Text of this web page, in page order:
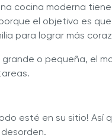
cocina moderna
el objetivo es
para lograr más
o pequeña, el
esté en su sitio! Así